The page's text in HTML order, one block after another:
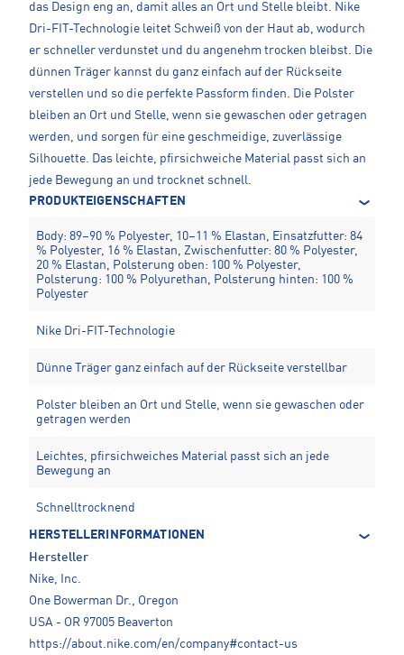
das Design eng an, damit alles an Ort und Stelle bleibt. Nike
Dri-FIT-Technologie leitet Schweiß von der Haut ab, wodurch
er schneller verdunstet und du angenehm trocken bleibst. Die
dünnen Träger kannst du ganz einfach auf der Rückseite
verstellen und so die perfekte Passform finden. Die Polster
bleiben an Ort und Stelle, wenn sie gewaschen oder getragen
werden, und sorgen für eine geschmeidige, zuverlässige
Silhouette. Das leichte, pfirsichweiche Material passt sich an
jede Bewegung an und trocknet schnell.
PRODUKTEIGENSCHAFTEN
Body: 89–90 % Polyester, 10–11 % Elastan, Einsatzfutter: 84
% Polyester, 16 % Elastan, Zwischenfutter: 80 % Polyester,
20 % Elastan, Polsterung oben: 100 % Polyester,
Polsterung: 100 % Polyurethan, Polsterung hinten: 100 %
Polyester
Nike Dri-FIT-Technologie
Dünne Träger ganz einfach auf der Rückseite verstellbar
Polster bleiben an Ort und Stelle, wenn sie gewaschen oder
getragen werden
Leichtes, pfirsichweiches Material passt sich an jede
Bewegung an
Schnelltrocknend
HERSTELLERINFORMATIONEN
Hersteller
Nike, Inc.
One Bowerman Dr., Oregon
USA - OR 97005 Beaverton
https://about.nike.com/en/company#contact-us